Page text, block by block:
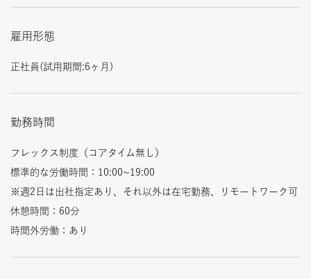
雇用形態
正社員(試用期間:6ヶ月)
勤務時間
フレックス制度（コアタイム無し）
標準的な労働時間：10:00~19:00
※週2日は出社指定あり、それ以外は在宅勤務、リモートワーク可
休憩時間：60分
時間外労働：あり